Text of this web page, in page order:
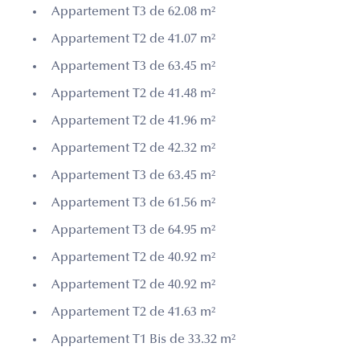
Appartement T3 de 62.08 m²
Appartement T2 de 41.07 m²
Appartement T3 de 63.45 m²
Appartement T2 de 41.48 m²
Appartement T2 de 41.96 m²
Appartement T2 de 42.32 m²
Appartement T3 de 63.45 m²
Appartement T3 de 61.56 m²
Appartement T3 de 64.95 m²
Appartement T2 de 40.92 m²
Appartement T2 de 40.92 m²
Appartement T2 de 41.63 m²
Appartement T1 Bis de 33.32 m²